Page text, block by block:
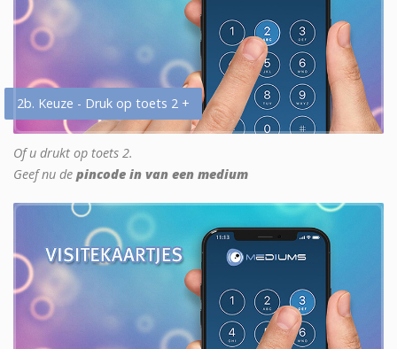
2b. Keuze - Druk op toets 2 +
Of u drukt op toets 2.
Geef nu de pincode in van een medium